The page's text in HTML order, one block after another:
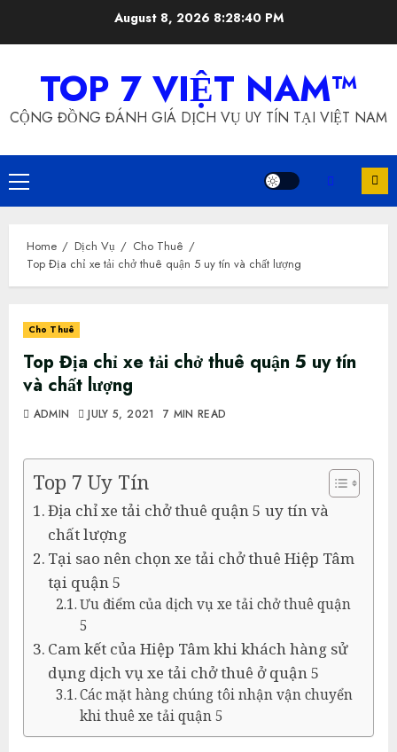
August 8, 2026 8:28:41 PM
TOP 7 VIỆT NAM™
CỘNG ĐỒNG ĐÁNH GIÁ DỊCH VỤ UY TÍN TẠI VIỆT NAM
Primary
Menu
Home Dịch Vụ
Cho Thuê
Top Địa chỉ xe tải chở thuê quận 5 uy tín và chất lượng
Cho Thuê
Top Địa chỉ xe tải chở thuê quận 5 uy tín
và chất lượng
ADMIN JULY 5, 2021 7 MIN READ
Top 7 Uy Tín
Địa chỉ xe tải chở thuê quận 5 uy tín và
chất lượng
Tại sao nên chọn xe tải chở thuê Hiệp Tâm
tại quận 5
Ưu điểm của dịch vụ xe tải chở thuê quận
5
Cam kết của Hiệp Tâm khi khách hàng sử
dụng dịch vụ xe tải chở thuê ở quận 5
Các mặt hàng chúng tôi nhận vận chuyển
khi thuê xe tải quận 5